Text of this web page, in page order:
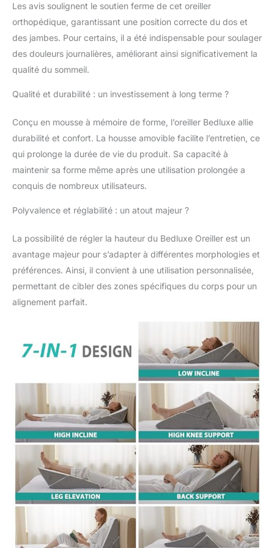
de choisir la hauteur et
appropriés. Vous
pouvez choisir entre
22,9 cm ou 30,5 cm de
sommeil sur mesure
besoins spécifiques et
du corps. Mousse à
mémoire de forme
fabriquée avec
précision : plongez
mousse à mémoire de
supérieure. Fabriquées
résilience 30D et une
couche supérieure à
rebond lent 40D, nos
soutien exceptionnel.
Sentez la mousse
réagir aux contours de
votre corps, libérant la
expérience de sommeil
inégalée. Confort
amélioré et
soulagement de la
douleur : dites adieu à
l'inconfort. Nos oreillers
compensés sont très
efficaces pour traiter
des problèmes tels que
le reflux acide, le
ronflement, les maux
de dos et les douleurs
Les avis soulignent le soutien ferme de cet oreiller
orthopédique, garantissant une position correcte du dos et
des jambes. Pour certains, il a été indispensable pour soulager
des douleurs journalières, améliorant ainsi significativement la
qualité du sommeil.
Qualité et durabilité : un investissement à long terme ?
Conçu en mousse à mémoire de forme, l’oreiller Bedluxe allie
durabilité et confort. La housse amovible facilite l’entretien, ce
qui prolonge la durée de vie du produit. Sa capacité à
maintenir sa forme même après une utilisation prolongée a
conquis de nombreux utilisateurs.
Polyvalence et réglabilité : un atout majeur ?
La possibilité de régler la hauteur du Bedluxe Oreiller est un
avantage majeur pour s’adapter à différentes morphologies et
préférences. Ainsi, il convient à une utilisation personnalisée,
permettant de cibler des zones spécifiques du corps pour un
alignement parfait.